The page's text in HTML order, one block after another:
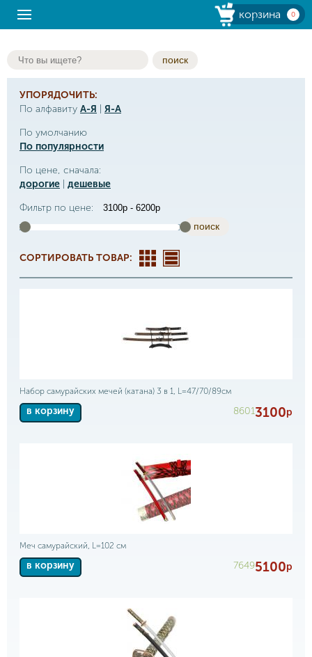
корзина 0
поиск
УПОРЯДОЧИТЬ:
По алфавиту А-Я
Я-А
По умолчанию
По популярности
По цене, сначала:
дорогие
дешевые
Фильтр по цене:
поиск
СОРТИРОВАТЬ ТОВАР:
Набор самурайских мечей (катана) 3 в 1, L=47/70/89см
в корзину 86013100р
Меч самурайский, L=102 см
в корзину 76495100р